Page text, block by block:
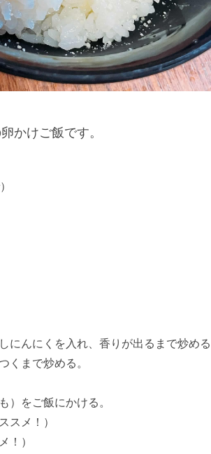
かけご飯です。
にんにくを入れ、香りが出るまで炒め
くまで炒める。
をご飯にかける。
スメ！）
！）